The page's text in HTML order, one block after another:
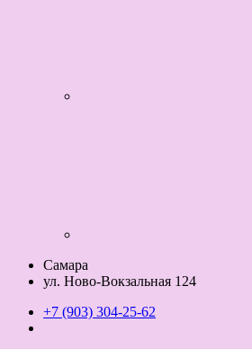
Самара
ул. Ново-Вокзальная 124
+7 (903) 304-25-62